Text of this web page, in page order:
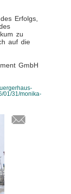
Erfolgs,
zu
auf die
GmbH
01/31/monika-